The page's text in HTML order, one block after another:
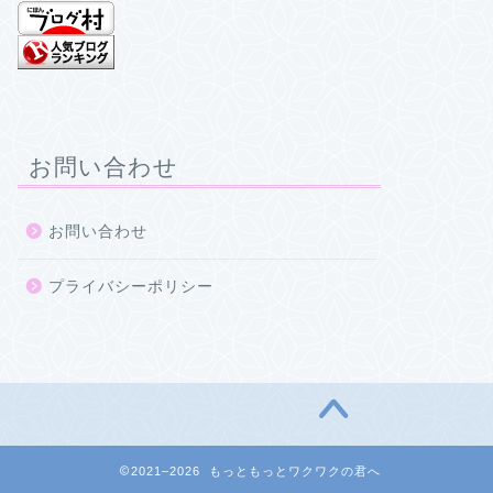
お問い合わせ
お問い合わせ
プライバシーポリシー
2021–2026 もっともっとワクワクの君へ